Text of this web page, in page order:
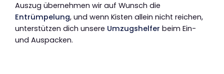
Auszug übernehmen wir auf Wunsch die
Entrümpelung, und wenn Kisten allein nicht reichen,
unterstützen dich unsere Umzugshelfer beim Ein-
und Auspacken.